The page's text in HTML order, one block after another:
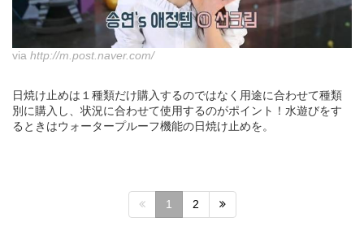
via http://m.post.naver.com/
日焼け止めは１種類だけ購入するのではなく用途に合わせて種類
別に購入し、状況に合わせて使用するのがポイント！水遊びをす
るときはウォータープルーフ機能の日焼け止めを。
1 2